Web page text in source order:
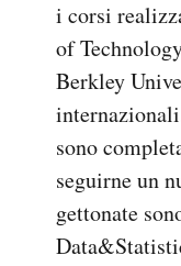
i corsi
of
Berkley
sono
seguirne un
gettonate